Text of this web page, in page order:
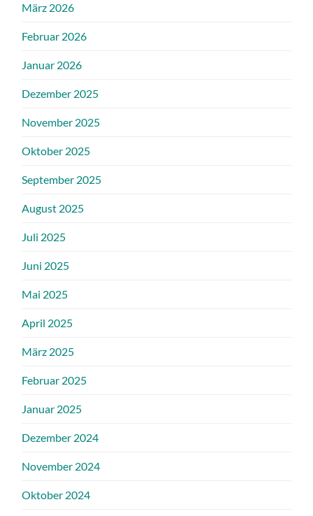
März 2026
Februar 2026
Januar 2026
Dezember 2025
November 2025
Oktober 2025
September 2025
August 2025
Juli 2025
Juni 2025
Mai 2025
April 2025
März 2025
Februar 2025
Januar 2025
Dezember 2024
November 2024
Oktober 2024